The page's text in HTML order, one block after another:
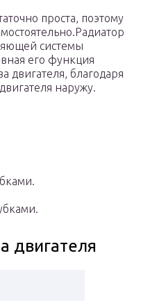
проста, поэтому
системы
его функция
двигателя, благодаря
наружу.
двигателя